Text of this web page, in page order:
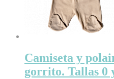
Camiseta y
gorrito. Tallas 0